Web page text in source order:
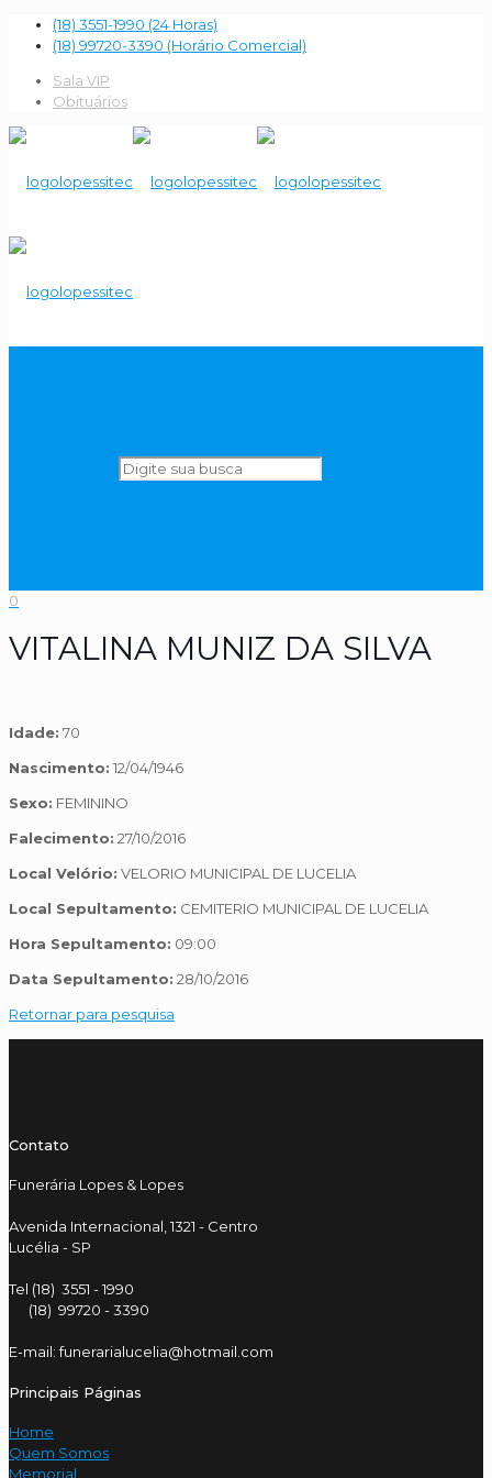
(18) 3551-1990 (24 Horas)
(18) 99720-3390 (Horário Comercial)
Sala VIP
Obituários
0
VITALINA MUNIZ DA SILVA
Idade: 70
Nascimento: 12/04/1946
Sexo: FEMININO
Falecimento: 27/10/2016
Local Velório: VELORIO MUNICIPAL DE LUCELIA
Local Sepultamento: CEMITERIO MUNICIPAL DE LUCELIA
Hora Sepultamento: 09:00
Data Sepultamento: 28/10/2016
Retornar para pesquisa
Contato
Funerária Lopes & Lopes
Avenida Internacional, 1321 - Centro
Lucélia - SP
Tel (18) 3551 - 1990
(18) 99720 - 3390
E-mail: funerarialucelia@hotmail.com
Principais Páginas
Home
Quem Somos
Memorial